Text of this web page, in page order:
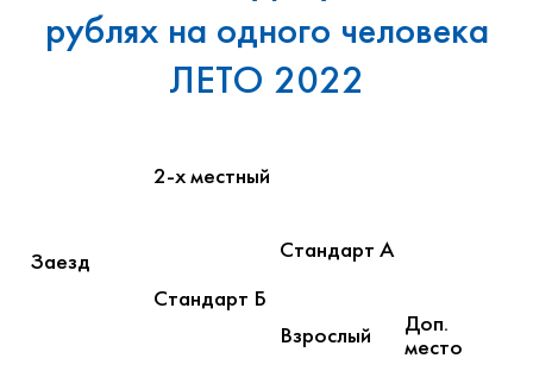
рублях на одного человека
ЛЕТО 2022
Заезд
2-х местный
Стандарт Б
Стандарт А
Взрослый
Доп.
место